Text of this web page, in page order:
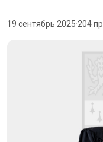
19 сентябрь 2025·204